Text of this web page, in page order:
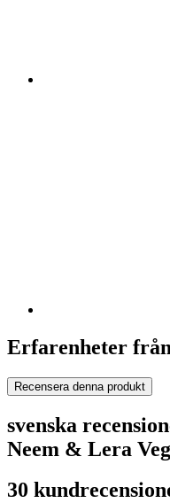
Erfarenheter
Recensera denna produkt
svenska
Neem & Lera
30